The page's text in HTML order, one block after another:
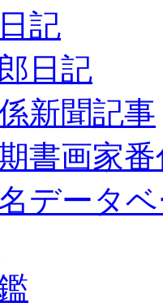
記
日記
新聞記事
書画家
データ